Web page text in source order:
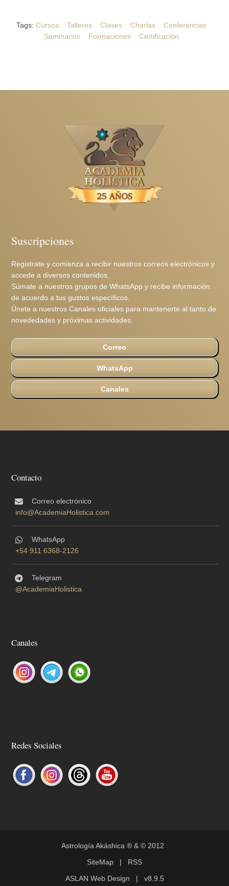
Tags: Cursos Talleres Clases Charlas
Conferencias
Seminarios
Formaciones Certificación
Suscripciones
Registrate y comienza a recibir nuestros correos electrónicos y
accede a diversos contenidos.
Súmate a nuestros grupos de WhatsApp y recibe información
de acuerdo a tus gustos específicos.
Únete a nuestros Canales oficiales para mantenerte al tanto de
novededades y próximas actividades.
Correo
WhatsApp
Contacto
Correo electrónico
info@AcademiaHolistica.com
WhatsApp
+54 911 6368-2126
Telegram
@AcademiaHolistica
Canales
Redes Sociales
Astrología Akáshica ® & © 2012
SiteMap | RSS
ASLAN Web Design | v8.9.5